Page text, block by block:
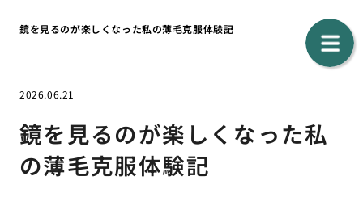
鏡を見るのが楽しくなった私の薄毛克服体験記
2026.06.21
鏡を見るのが楽しくなった私
の薄毛克服体験記